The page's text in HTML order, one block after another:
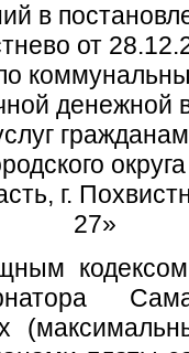
в
от
денежной
г.
27»